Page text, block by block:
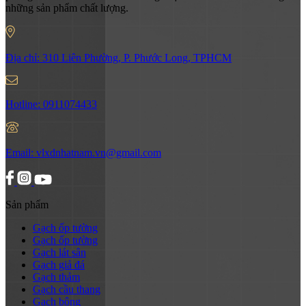
những sản phẩm chất lượng.
Địa chỉ: 310 Liên Phường, P. Phước Long, TPHCM
Hotline: 0911074433
Email: vlxdnhatnam.vn@gmail.com
Sản phẩm
Gạch ốp tường
Gạch ốp tường
Gạch lát sân
Gạch giả đá
Gạch thảm
Gạch cầu thang
Gạch bông